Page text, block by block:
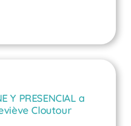
Y PRESENCIAL a
Cloutour